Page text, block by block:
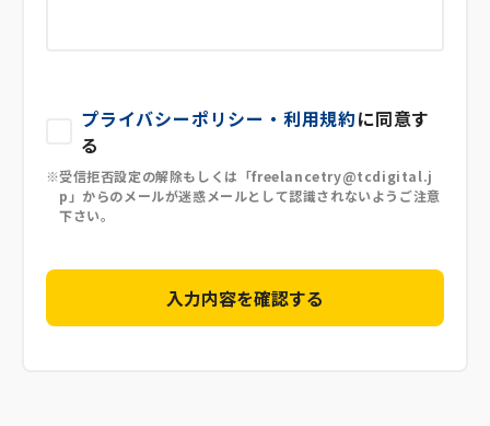
プライバシーポリシー・利用規約に同意す
る
受信拒否設定の解除もしくは「freelancetry@tcdigital.j
p」からのメールが迷惑メールとして認識されないようご注意
下さい。